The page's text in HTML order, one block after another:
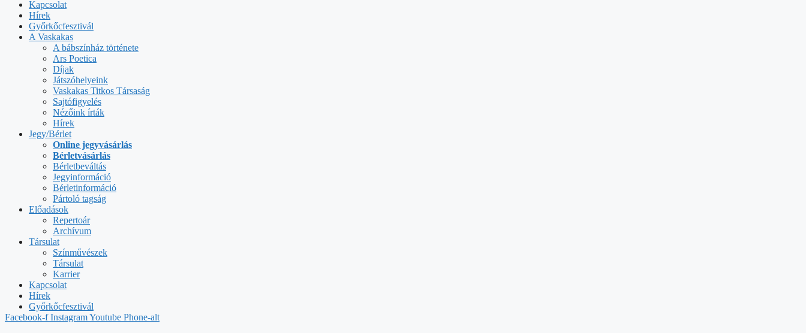
Kapcsolat
Hírek
Győrkőcfesztivál
A Vaskakas
A bábszínház története
Ars Poetica
Díjak
Játszóhelyeink
Vaskakas Titkos Társaság
Sajtófigyelés
Nézőink írták
Hírek
Jegy/Bérlet
Online jegyvásárlás
Bérletvásárlás
Bérletbeváltás
Jegyinformáció
Bérletinformáció
Pártoló tagság
Előadások
Repertoár
Archívum
Társulat
Színművészek
Társulat
Karrier
Kapcsolat
Hírek
Győrkőcfesztivál
Facebook-f InstagramYoutube Phone-alt